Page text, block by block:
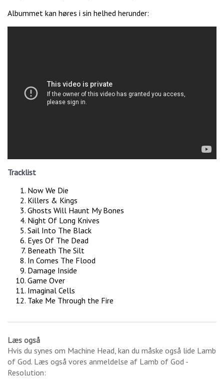
Albummet kan høres i sin helhed herunder:
Tracklist
Now We Die
Killers & Kings
Ghosts Will Haunt My Bones
Night Of Long Knives
Sail Into The Black
Eyes Of The Dead
Beneath The Silt
In Comes The Flood
Damage Inside
Game Over
Imaginal Cells
Take Me Through the Fire
Læs også
Hvis du synes om Machine Head, kan du måske også lide Lamb
of God. Læs også vores anmeldelse af Lamb of God -
Resolution: